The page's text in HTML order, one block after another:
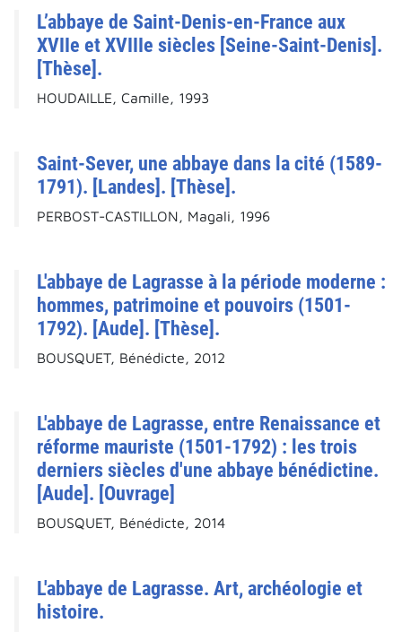
L’abbaye de Saint-Denis-en-France aux
XVIIe et XVIIIe siècles [Seine-Saint-Denis].
[Thèse].
HOUDAILLE, Camille, 1993
Saint-Sever, une abbaye dans la cité (1589-
1791). [Landes]. [Thèse].
PERBOST-CASTILLON, Magali, 1996
L'abbaye de Lagrasse à la période moderne :
hommes, patrimoine et pouvoirs (1501-
1792). [Aude]. [Thèse].
BOUSQUET, Bénédicte, 2012
L'abbaye de Lagrasse, entre Renaissance et
réforme mauriste (1501-1792) : les trois
derniers siècles d'une abbaye bénédictine.
[Aude]. [Ouvrage]
BOUSQUET, Bénédicte, 2014
L'abbaye de Lagrasse. Art, archéologie et
histoire.